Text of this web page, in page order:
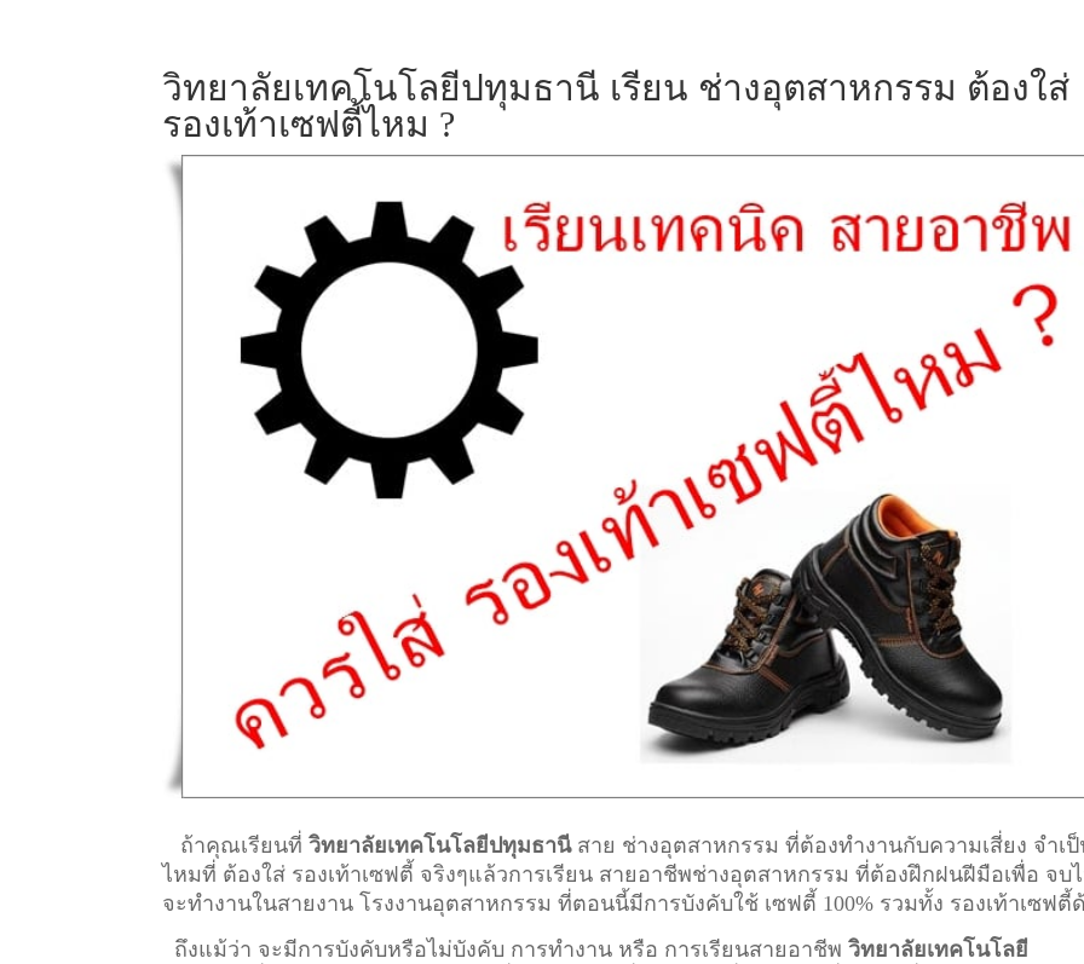
วิทยาลัยเทคโนโลยีปทุมธานี เรียน ช่างอุตสาหกรรม ต้องใส่
รองเท้าเซฟตี้ไหม ?
ถ้าคุณเรียนที่วิทยาลัยเทคโนโลยีปทุมธานีสาย ช่างอุตสาหกรรม ที่ต้องทำงานกับความเสี่ยง จำเ
ไหมที่ ต้องใส่ รองเท้าเซฟตี้ จริงๆแล้วการเรียน สายอาชีพช่างอุตสาหกรรมที่ต้องฝึกฝนฝีมือเพื่อ จบ
จะทำงานในสายงาน โรงงานอุตสาหกรรม ที่ตอนนี้มีการบังคับใช้ เซฟตี้ 100% รวมทั้ง รองเท้าเซฟตี้
ถึงแม้ว่า จะมีการบังคับหรือไม่บังคับ การทำงาน หรือ การเรียนสายอาชีพวิทยาลัยเทคโนโลยี